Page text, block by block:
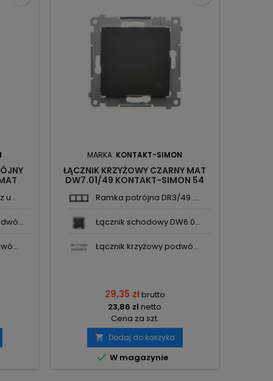
u...
MARKA: KONTAKT-SIMON
ŁĄCZNIK KRZYŻOWY CZARNY MAT
DW7.01/49 KONTAKT-SIMON 54
Ramka potrójna DR3/49 ...
Łącznik schodowy DW6.0...
Łącznik krzyżowy podwó...
29,35 złbrutto
23,86 złnetto
Cena za szt.
 Dodaj do koszyka
 W magazynie